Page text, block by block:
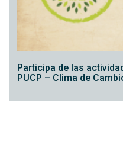
Participa de las
PUCP – Clima de